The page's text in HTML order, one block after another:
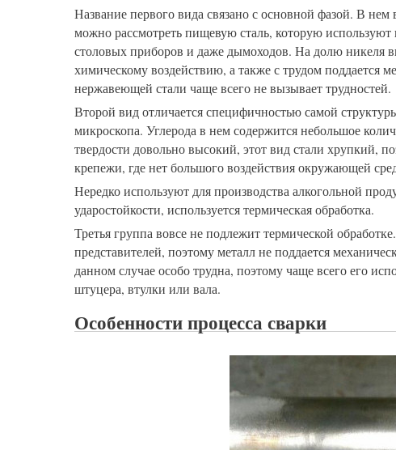
Название первого вида связано с основной фазой. В
можно рассмотреть пищевую сталь, которую
столовых приборов и даже дымоходов. На долю никеля
химическому воздействию, а также с трудом
нержавеющей стали чаще всего не вызывает трудностей.
Второй вид отличается специфичностью самой
микроскопа. Углерода в нем содержится небольшое
твердости довольно высокий, этот вид стали хрупкий,
крепежи, где нет большого воздействия окружающей
Нередко используют для производства алкогольной
ударостойкости, используется термическая обработка.
Третья группа вовсе не подлежит термической
представителей, поэтому металл не поддается
данном случае особо трудна, поэтому чаще всего его
штуцера, втулки или вала.
Особенности процесса сварки